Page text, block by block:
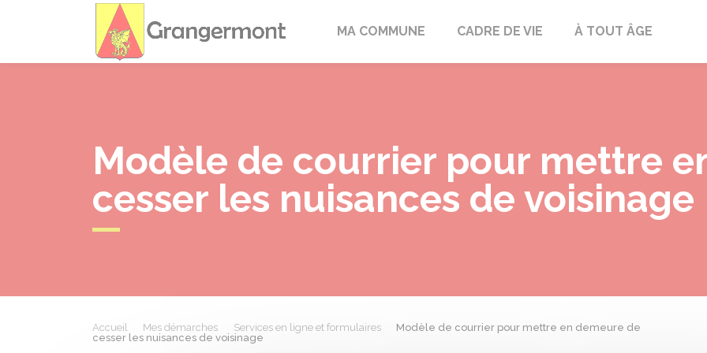
Grangermont
MA COMMUNE CADRE DE VIE À TOUT ÂGE
Modèle de courrier pour mettre
cesser les nuisances de voisinage
Accueil Mes démarches Services en ligne et formulaires
Modèle de courrier pour mettre en demeure de
cesser les nuisances de voisinage